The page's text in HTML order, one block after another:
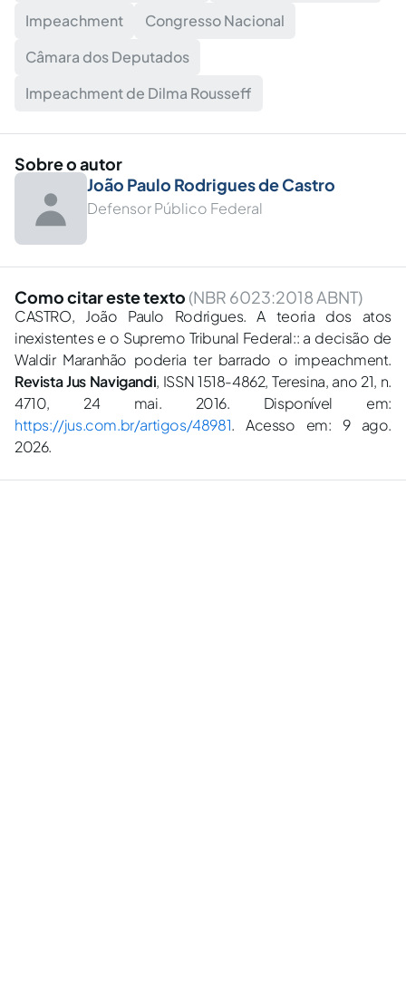
Impeachment
Congresso Nacional
Câmara dos Deputados
Impeachment de Dilma Rousseff
Sobre o autor
João Paulo Rodrigues de Castro
Defensor Público Federal
Como citar este texto (NBR 6023:2018 ABNT)
CASTRO, João Paulo Rodrigues. A teoria dos atos
inexistentes e o Supremo Tribunal Federal:: a decisão de
Waldir Maranhão poderia ter barrado o impeachment.
Revista Jus Navigandi, ISSN 1518-4862, Teresina, ano 21, n.
4710, 24 mai. 2016. Disponível em:
https://jus.com.br/artigos/48981. Acesso em: 9 ago.
2026.